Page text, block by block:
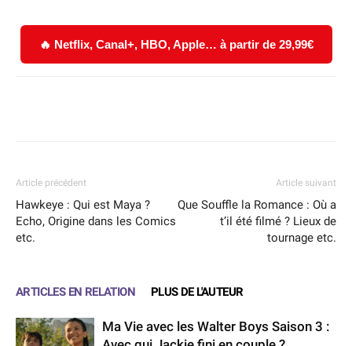
🔥 Netflix, Canal+, HBO, Apple… à partir de 29,99€
Article précédent
Hawkeye : Qui est Maya ?
Echo, Origine dans les Comics
etc.
Article suivant
Que Souffle la Romance : Où a
t’il été filmé ? Lieux de
tournage etc.
ARTICLES EN RELATION PLUS DE L'AUTEUR
Ma Vie avec les Walter Boys Saison 3 :